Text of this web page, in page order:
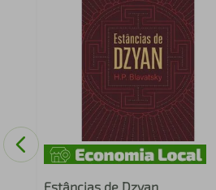
Estâncias de Dzyan